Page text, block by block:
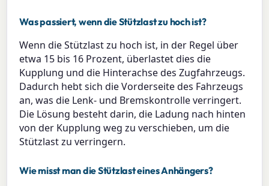
Was passiert, wenn die Stützlast zu hoch ist?
Wenn die Stützlast zu hoch ist, in der Regel über
etwa 15 bis 16 Prozent, überlastet dies die
Kupplung und die Hinterachse des Zugfahrzeugs.
Dadurch hebt sich die Vorderseite des Fahrzeugs
an, was die Lenk- und Bremskontrolle verringert.
Die Lösung besteht darin, die Ladung nach hinten
von der Kupplung weg zu verschieben, um die
Stützlast zu verringern.
Wie misst man die Stützlast eines Anhängers?